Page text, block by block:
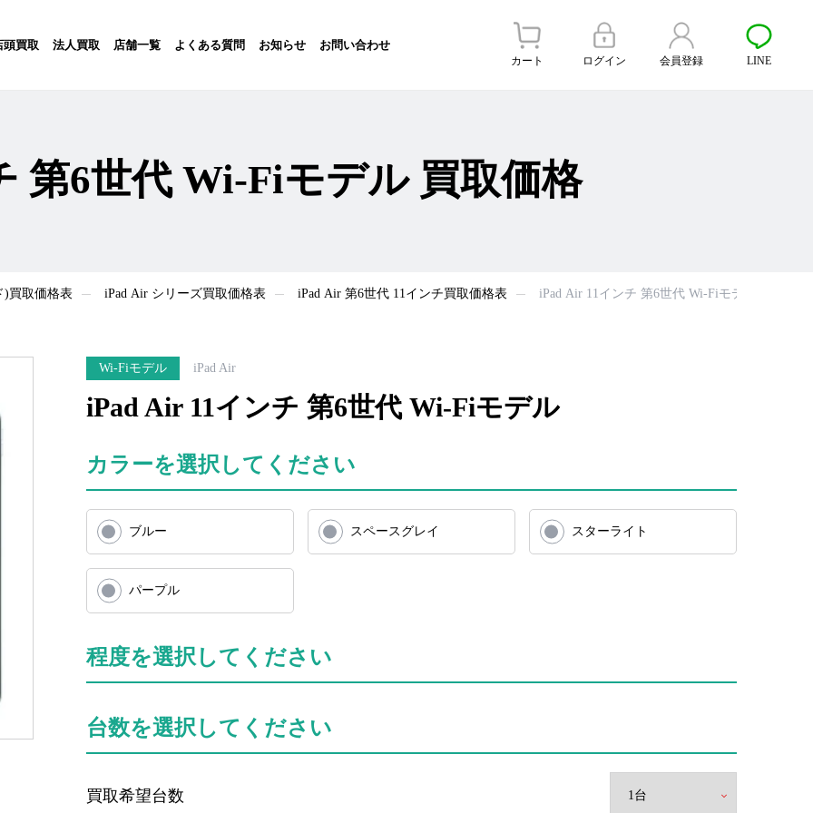
頭買取 法人買取 店舗一覧 よくある質問 お知らせ お問い合わせ
カート ログイン 会員登録 LINE
第6世代 Wi-Fiモデル 買取価格
)買取価格表 iPad Air シリーズ買取価格表 iPad Air 第6世代 11インチ買取価格表 iPad Air 11インチ 第6世代 Wi-Fiモデル 買取価格
Wi-Fiモデル iPad Air
iPad Air 11インチ 第6世代 Wi-Fiモデル
カラーを選択してください
ブルー スペースグレイ スターライト
パープル
程度を選択してください
台数を選択してください
買取希望台数